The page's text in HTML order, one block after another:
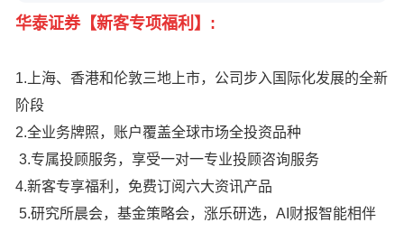
华泰证券【新客专项福利】 :
1.上海、香港和伦敦三地上市，公司步入国际化发展的全新
阶段
2.全业务牌照，账户覆盖全球市场全投资品种
3.专属投顾服务，享受一对一专业投顾咨询服务
4.新客专享福利，免费订阅六大资讯产品
5.研究所晨会，基金策略会，涨乐研选，AI财报智能相伴